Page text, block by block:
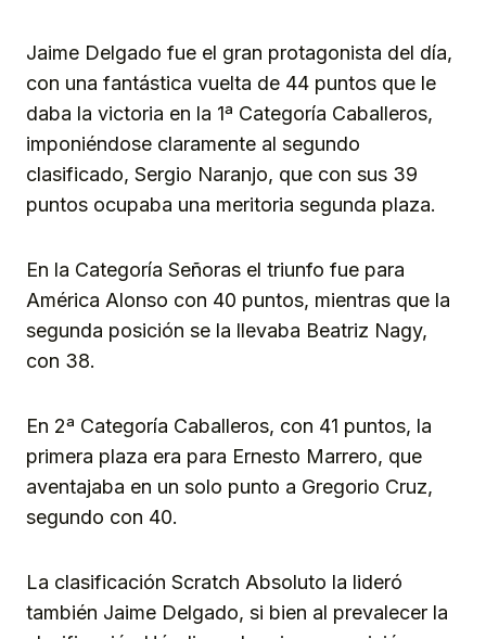
Jaime Delgado fue el gran protagonista del día,
con una fantástica vuelta de 44 puntos que le
daba la victoria en la 1ª Categoría Caballeros,
imponiéndose claramente al segundo
clasificado, Sergio Naranjo, que con sus 39
puntos ocupaba una meritoria segunda plaza.
En la Categoría Señoras el triunfo fue para
América Alonso con 40 puntos, mientras que la
segunda posición se la llevaba Beatriz Nagy,
con 38.
En 2ª Categoría Caballeros, con 41 puntos, la
primera plaza era para Ernesto Marrero, que
aventajaba en un solo punto a Gregorio Cruz,
segundo con 40.
La clasificación Scratch Absoluto la lideró
también Jaime Delgado, si bien al prevalecer la